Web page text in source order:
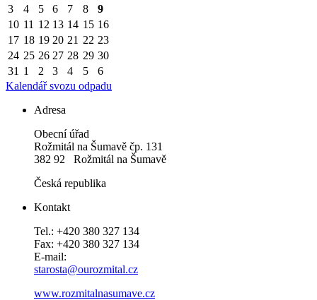
3
4 5 6 7 8
9
10 11 12 13 14 15 16
17 18 19 20 21 22 23
24 25 26 27 28 29 30
31 1 2 3 4 5
6
Kalendář svozu odpadu
Adresa
Obecní úřad
Rožmitál na Šumavě čp. 131
382 92 Rožmitál na Šumavě
Česká republika
Kontakt
Tel.: +420 380 327 134
Fax: +420 380 327 134
E-mail:
starosta@ourozmital.cz
www.rozmitalnasumave.cz